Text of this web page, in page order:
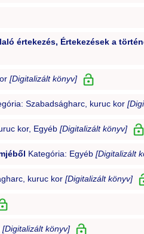
értekezés, Értekezések a
[Digitalizált könyv]
Szabadságharc, kuruc kor
kor, Egyéb [Digitalizált könyv]
Kategória: Egyéb [Digitalizált
kuruc kor [Digitalizált könyv]
[Digitalizált könyv]